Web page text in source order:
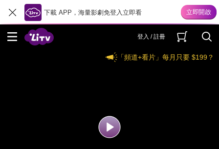
下載 APP，海量影劇免登入立即看
登入 / 註冊
「頻道+看片」每月只要 $199？